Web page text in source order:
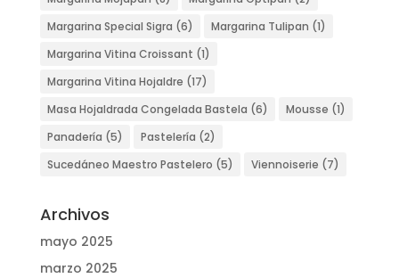
Margarina Special Sigra (6) Margarina Tulipan (1)
Margarina Vitina Croissant (1)
Margarina Vitina Hojaldre (17)
Masa Hojaldrada Congelada Bastela (6) Mousse (1)
Panadería (5) Pastelería (2)
Sucedáneo Maestro Pastelero (5) Viennoiserie (7)
Archivos
mayo 2025
marzo 2025